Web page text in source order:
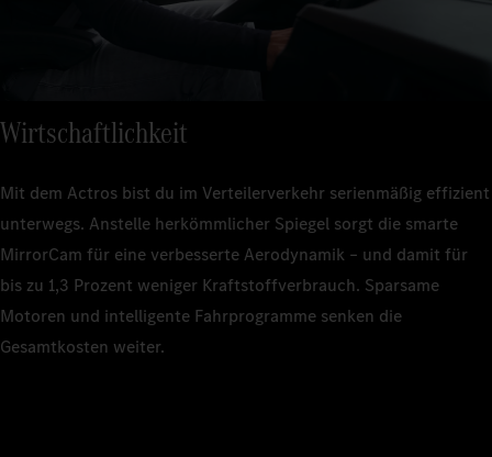
Wirtschaftlichkeit
Mit dem Actros bist du im Verteilerverkehr serienmäßig effizient
unterwegs. Anstelle herkömmlicher Spiegel sorgt die smarte
MirrorCam für eine verbesserte Aerodynamik – und damit für
bis zu 1,3 Prozent weniger Kraftstoffverbrauch. Sparsame
Motoren und intelligente Fahrprogramme senken die
Gesamtkosten weiter.